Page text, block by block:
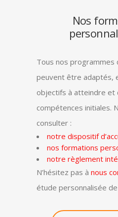
Nos
Tous nos programmes
peuvent être adaptés,
objectifs à atteindre et
compétences initiales.
consulter :
notre dispositif
nos formations
notre règlement
N’hésitez pas à nous
étude personnalisée